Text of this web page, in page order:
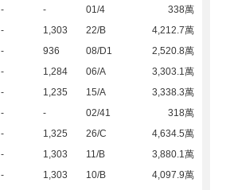
- - 01/4
338萬
- 1,303 22/B
4,212.7萬
- 936 08/D1
2,520.8萬
- 1,284 06/A
3,303.1萬
- 1,235 15/A
3,338.3萬
- - 02/41
318萬
- 1,325 26/C
4,634.5萬
- 1,303 11/B
3,880.1萬
- 1,303 10/B 4,097.9萬